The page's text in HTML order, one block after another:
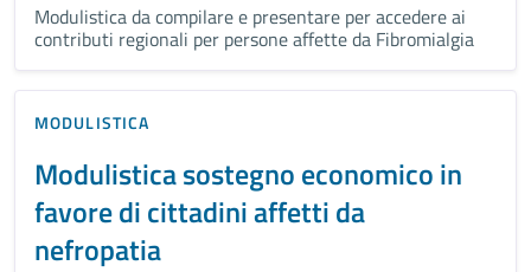
Modulistica da compilare e presentare per accedere ai
contributi regionali per persone affette da Fibromialgia
MODULISTICA
Modulistica sostegno economico in
favore di cittadini affetti da
nefropatia